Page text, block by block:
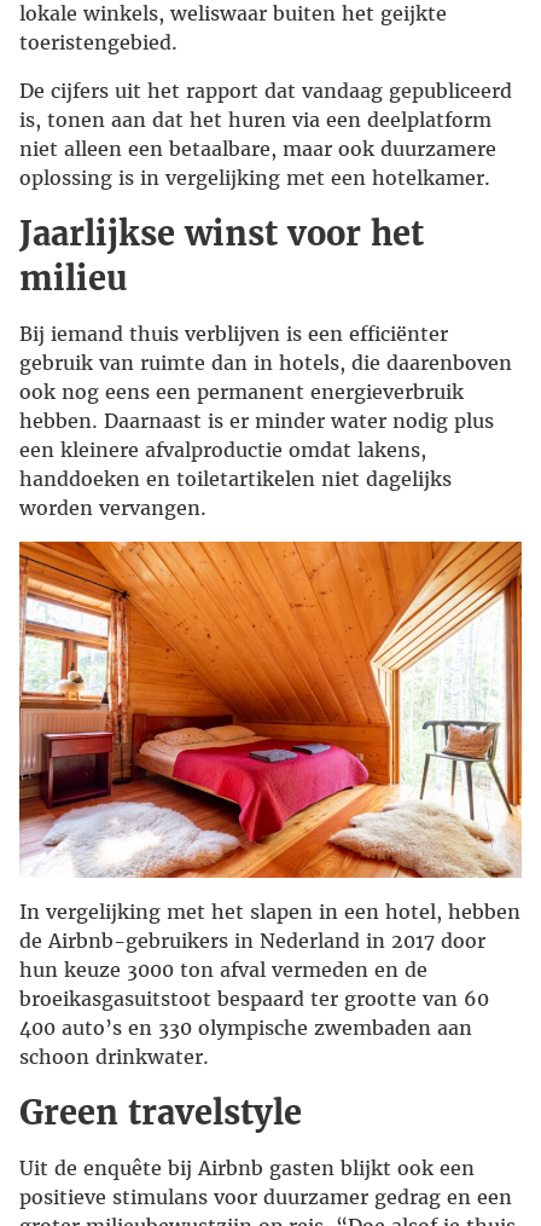
lokale winkels, weliswaar buiten het geijkte
toeristengebied.
De cijfers uit het rapport dat vandaag gepubliceerd
is, tonen aan dat het huren via een deelplatform
niet alleen een betaalbare, maar ook duurzamere
oplossing is in vergelijking met een hotelkamer.
Jaarlijkse winst voor het
milieu
Bij iemand thuis verblijven is een efficiënter
gebruik van ruimte dan in hotels, die daarenboven
ook nog eens een permanent energieverbruik
hebben. Daarnaast is er minder water nodig plus
een kleinere afvalproductie omdat lakens,
handdoeken en toiletartikelen niet dagelijks
worden vervangen.
In vergelijking met het slapen in een hotel, hebben
de Airbnb-gebruikers in Nederland in 2017 door
hun keuze 3000 ton afval vermeden en de
broeikasgasuitstoot bespaard ter grootte van 60
400 auto’s en 330 olympische zwembaden aan
schoon drinkwater.
Green travelstyle
Uit de enquête bij Airbnb gasten blijkt ook een
positieve stimulans voor duurzamer gedrag en een